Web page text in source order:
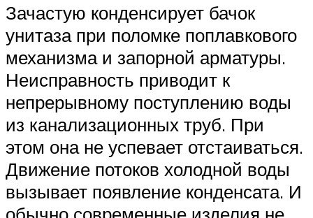
Зачастую конденсирует бачок
унитаза при поломке поплавкового
механизма и запорной арматуры.
Неисправность приводит к
непрерывному поступлению воды
из канализационных труб. При
этом она не успевает отстаиваться.
Движение потоков холодной воды
вызывает появление конденсата. И